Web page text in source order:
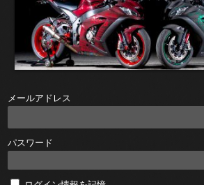
メールアドレス
パスワード